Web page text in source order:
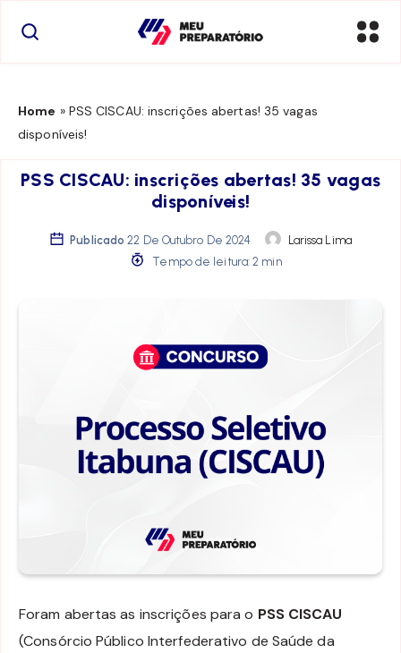
Home » PSS CISCAU: inscrições abertas! 35 vagas
disponíveis!
PSS CISCAU: inscrições abertas! 35 vagas
disponíveis!
Publicado 22 De Outubro De 2024
Larissa Lima
Tempo de leitura: 2 min
Foram abertas as inscrições para o PSS CISCAU
(Consórcio Público Interfederativo de Saúde da